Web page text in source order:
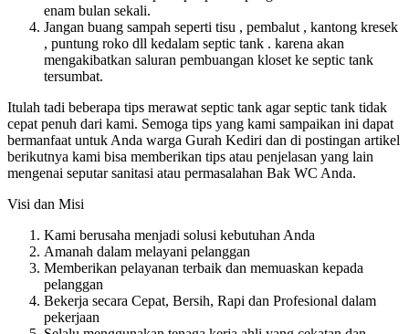
enam bulan sekali.
Jangan buang sampah seperti tisu , pembalut , kantong kresek
, puntung roko dll kedalam septic tank . karena akan
mengakibatkan saluran pembuangan kloset ke septic tank
tersumbat.
Itulah tadi beberapa tips merawat septic tank agar septic tank tidak
cepat penuh dari kami. Semoga tips yang kami sampaikan ini dapat
bermanfaat untuk Anda warga Gurah Kediri dan di postingan artikel
berikutnya kami bisa memberikan tips atau penjelasan yang lain
mengenai seputar sanitasi atau permasalahan Bak WC Anda.
Visi dan Misi
Kami berusaha menjadi solusi kebutuhan Anda
Amanah dalam melayani pelanggan
Memberikan pelayanan terbaik dan memuaskan kepada
pelanggan
Bekerja secara Cepat, Bersih, Rapi dan Profesional dalam
pekerjaan